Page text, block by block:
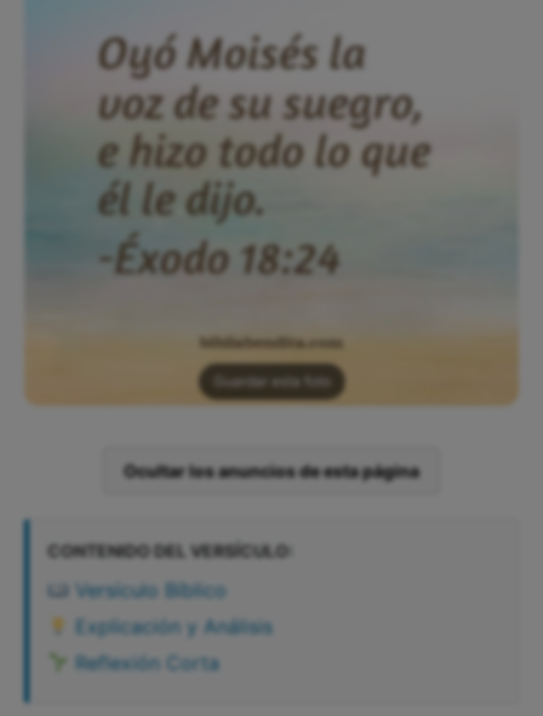
Guardar esta foto
Ocultar los anuncios de esta página
CONTENIDO DEL VERSÍCULO:
Versículo Bíblico
Explicación y Análisis
Reflexión Corta